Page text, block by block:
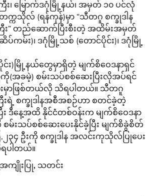
၊ မြောက်ဒဂုံမြို့နယ်၊ အမှတ် ၁၀ ပင်လုံ
ကသိုလ် (ရန်ကုန်)မှာ “သီတဂူ စက္ခုဒါန
း” တည်ဆောက်ပြီးစီးတဲ့ အထိမ်းအမှတ်
ကမ်း)၊ ဒဂုံမြို့သစ် (တောင်ပိုင်း)၊ ဒဂုံမြို့
း)မြို့နယ်တွေမှာရှိတဲ့ မျက်စိဝေဒနာရှင်
အခမဲ့) စမ်းသပ်စစ်ဆေးပြီးလိုအပ်ရင်
မှာဖြစ်တယ်လို သိရပါတယ်။ သီတဂူ
းရဲ့ စက္ခုဒါနအစီအစဉ်ဟာ စတင်ခဲ့တဲ့
း ဒီနေ့အထိ နိုင်ငံတစ်ဝန်းက မျက်စိဝေဒနာ
စမ်းသပ်စစ်ဆေးပေးနိုင်ခဲ့ပြီး မျက်စိခွဲစိတ်
၄ ဦးကို စက္ခုဒါန အလင်းကုသိုလ်ပြုပေး
ါတယ်။
ကျိုးပြု, သတင်း